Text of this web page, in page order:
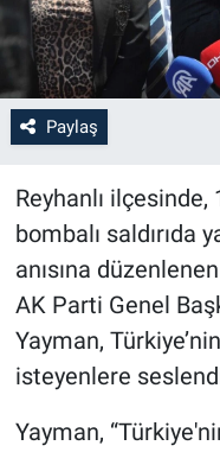
Paylaş
Reyhanlı ilçesinde,
bombalı saldırıda
anısına
AK Parti Genel
Yayman,
isteyenlere
Yayman,